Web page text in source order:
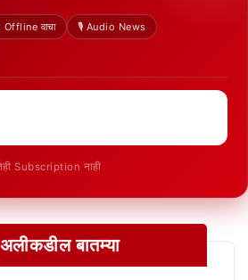
Offline वाचा
🎙️ Audio News
Subscription नाही
बातम्या